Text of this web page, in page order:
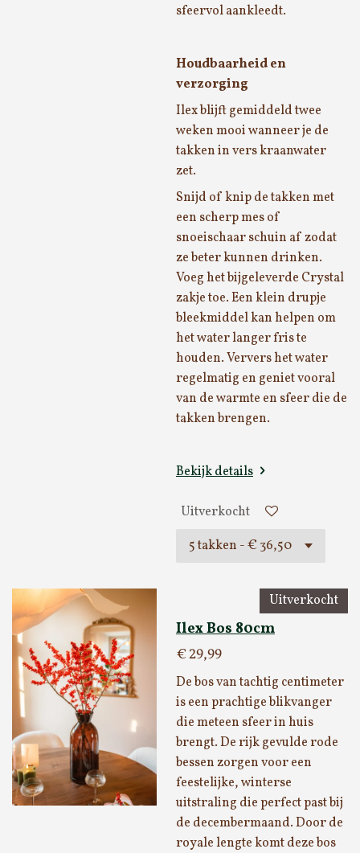
sfeervol aankleedt.
Houdbaarheid en
verzorging
Ilex blijft gemiddeld twee
weken mooi wanneer je de
takken in vers kraanwater
zet.
Snijd of knip de takken met
een scherp mes of
snoeischaar schuin af zodat
ze beter kunnen drinken.
Voeg het bijgeleverde Crystal
zakje toe. Een klein drupje
bleekmiddel kan helpen om
het water langer fris te
houden. Ververs het water
regelmatig en geniet vooral
van de warmte en sfeer die de
takken brengen.
Bekijk details
Uitverkocht
Uitverkocht
Ilex Bos 80cm
€ 29,99
De bos van tachtig centimeter
is een prachtige blikvanger
die meteen sfeer in huis
brengt. De rijk gevulde rode
bessen zorgen voor een
feestelijke, winterse
uitstraling die perfect past bij
de decembermaand. Door de
royale lengte komt deze bos